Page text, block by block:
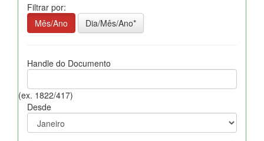
Filtrar por:
Mês/Ano
Dia/Mês/Ano*
Handle do Documento
(ex. 1822/417)
Desde